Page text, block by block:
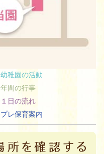
幼稚園の活動
年間の行事
１日の流れ
プレ保育案内